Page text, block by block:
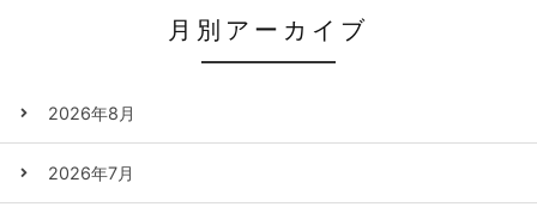
月別アーカイブ
2026年8月
2026年7月